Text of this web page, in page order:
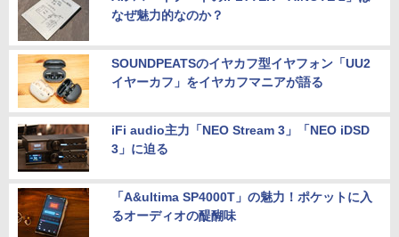
なぜ魅力的なのか？
SOUNDPEATSのイヤカフ型イヤフォン「UU2
イヤーカフ」をイヤカフマニアが語る
iFi audio主力「NEO Stream 3」「NEO iDSD
3」に迫る
「A&ultima SP4000T」の魅力！ポケットに入
るオーディオの醍醐味